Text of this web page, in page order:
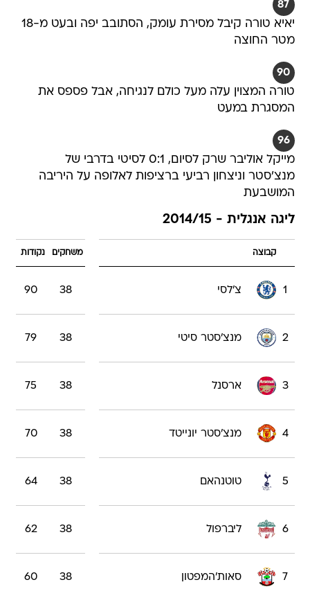
87
יאיא טורה קיבל מסירת עומק, הסתובב יפה ובעט מ-18
מטר החוצה
90
טורה המצוין עלה מעל כולם לנגיחה, אבל פספס את
המסגרת במעט
96
מייקל אוליבר שרק לסיום, 0:1 לסיטי בדרבי של
מנצ'סטר וניצחון רביעי ברציפות לאלופה על היריבה
המושבעת
ליגה אנגלית - 2014/15
קבוצה משחקים נקודות
1 צ'לסי 38
90
2 מנצ'סטר סיטי 38
79
3 ארסנל 38
75
4 מנצ'סטר יונייטד 38
70
5 טוטנהאם 38
64
6 ליברפול 38
62
7 סאות'המפטון 38
60